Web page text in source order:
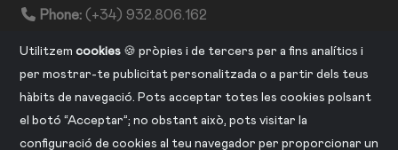
Phone: (+34) 932.806.162
CONNECTA AMB NOSALTRES
Utilitzem cookies 🍪 pròpies i de tercers per a fins analítics i
per mostrar-te publicitat personalitzada o a partir dels teus
hàbits de navegació. Pots acceptar totes les cookies polsant
el botó “Acceptar”; no obstant això, pots visitar la
configuració de cookies al teu navegador per proporcionar un